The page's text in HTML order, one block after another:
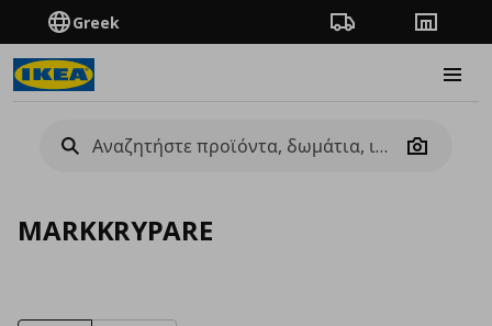
Greek Πορεία παραγγελίας
Camera
MARKKRYPARE